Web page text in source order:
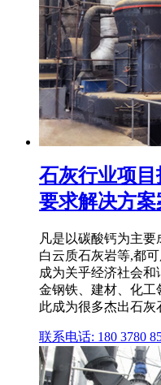
石灰行业项
要求解决方案
凡是以碳酸钙为主要
白云质石灰岩等,都
成为关乎经济社会
金钢铁、建材、化工
此成为很多杰出石灰
联系电话: 180 3780